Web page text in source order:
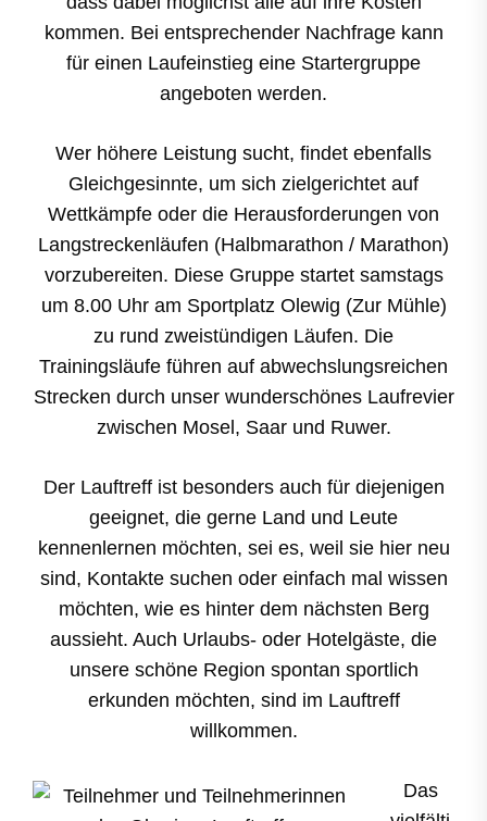
kommen. Bei entsprechender Nachfrage kann
für einen Laufeinstieg eine Startergruppe
angeboten werden.
Wer höhere Leistung sucht, findet ebenfalls
Gleichgesinnte, um sich zielgerichtet auf
Wettkämpfe oder die Herausforderungen von
Langstreckenläufen (Halbmarathon / Marathon)
vorzubereiten. Diese Gruppe startet samstags
um 8.00 Uhr am Sportplatz Olewig (Zur Mühle)
zu rund zweistündigen Läufen. Die
Trainingsläufe führen auf abwechslungsreichen
Strecken durch unser wunderschönes Laufrevier
zwischen Mosel, Saar und Ruwer.
Der Lauftreff ist besonders auch für diejenigen
geeignet, die gerne Land und Leute
kennenlernen möchten, sei es, weil sie hier neu
sind, Kontakte suchen oder einfach mal wissen
möchten, wie es hinter dem nächsten Berg
aussieht. Auch Urlaubs- oder Hotelgäste, die
unsere schöne Region spontan sportlich
erkunden möchten, sind im Lauftreff
willkommen.
Das